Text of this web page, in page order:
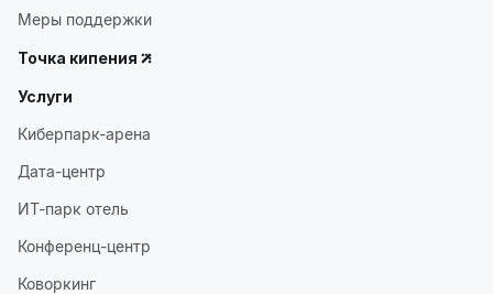
Меры поддержки
Точка кипения
Услуги
Киберпарк-арена
Дата-центр
ИТ-парк отель
Конференц-центр
Коворкинг